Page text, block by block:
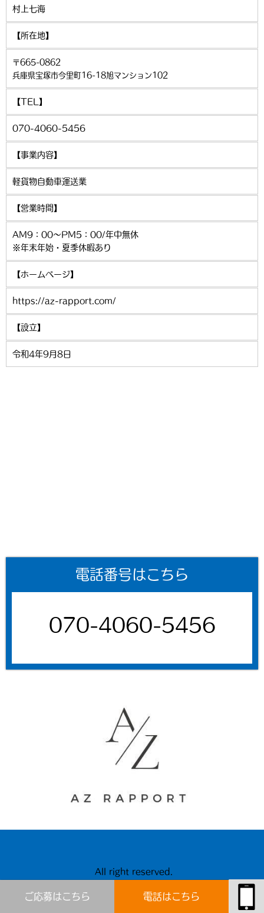
ご応募はこちら 電話はこちら
村上七海
【所在地】
〒665-0862
兵庫県宝塚市今里町16-18旭マンション102
【TEL】
070-4060-5456
【事業内容】
軽貨物自動車運送業
【営業時間】
AM9：00～PM5：00/年中無休
※年末年始・夏季休暇あり
【ホームページ】
https://az-rapport.com/
【設立】
令和4年9月8日
電話番号はこちら
070-4060-5456
All right reserved.